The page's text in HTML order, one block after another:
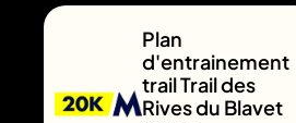
Plan
d'entrainement
trail Trail des
Rives du Blavet